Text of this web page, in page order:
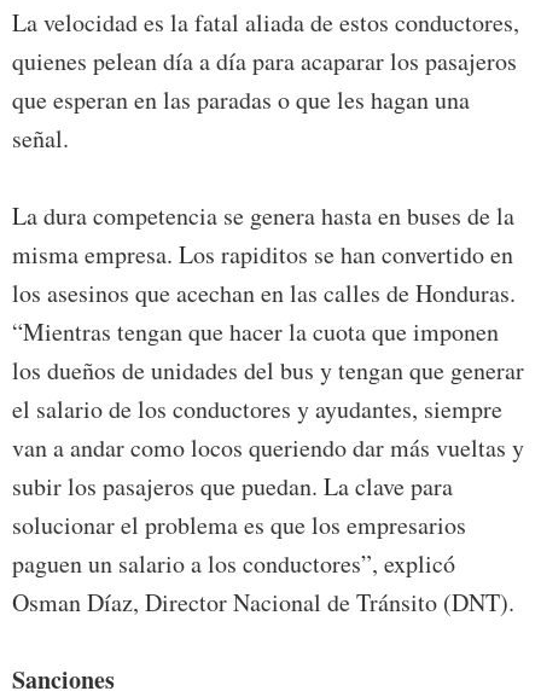
La velocidad es la fatal aliada de estos conductores,
quienes pelean día a día para acaparar los pasajeros
que esperan en las paradas o que les hagan una
señal.
La dura competencia se genera hasta en buses de la
misma empresa. Los rapiditos se han convertido en
los asesinos que acechan en las calles de Honduras.
“Mientras tengan que hacer la cuota que imponen
los dueños de unidades del bus y tengan que generar
el salario de los conductores y ayudantes, siempre
van a andar como locos queriendo dar más vueltas y
subir los pasajeros que puedan. La clave para
solucionar el problema es que los empresarios
paguen un salario a los conductores”, explicó
Osman Díaz, Director Nacional de Tránsito (DNT).
Sanciones